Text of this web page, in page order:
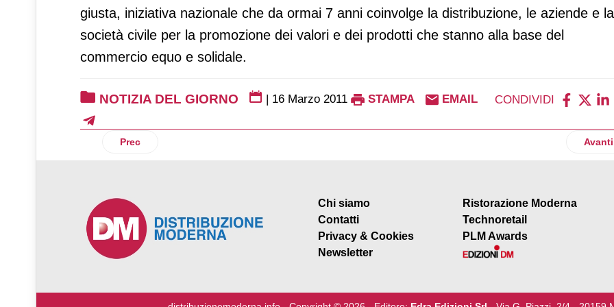
giusta, iniziativa nazionale che da ormai 7 anni coinvolge la distribuzione, le aziende e la
società civile per la promozione dei valori e dei prodotti che stanno alla base del
commercio equo e solidale.
NOTIZIA DEL GIORNO | 16 Marzo 2011 STAMPA EMAIL CONDIVIDI
Articolo precedente: Import-export: come impatta la tragedia giapponese
Prec Avanti
Chi siamo
Contatti
Privacy & Cookies
Newsletter
Ristorazione Moderna
Technoretail
PLM Awards